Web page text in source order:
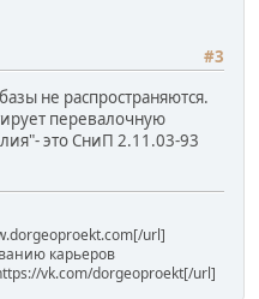
#3
не распространяются.
перевалочную
это СниП 2.11.03-93
url]
карьеров
vk.com/dorgeoproekt[/url]